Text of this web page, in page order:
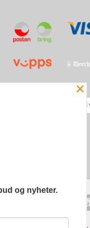
×
og nyheter.